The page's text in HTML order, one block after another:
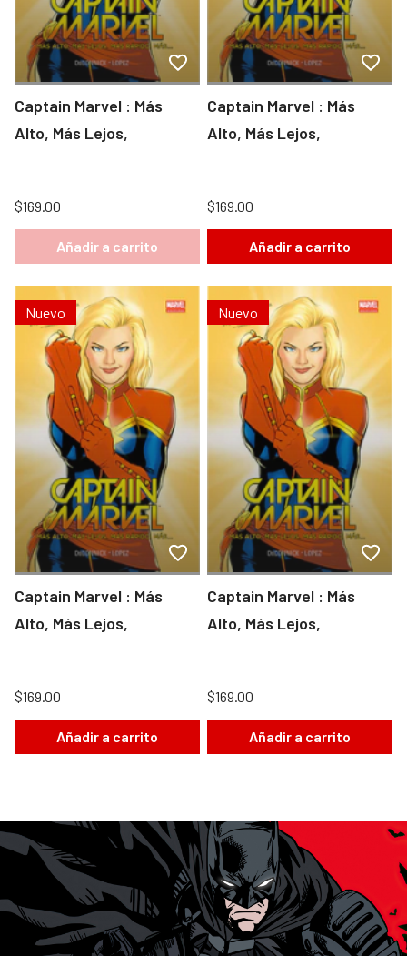
Captain Marvel : Más
Alto, Más Lejos,
$169.00
Añadir a carrito
Captain Marvel : Más
Alto, Más Lejos,
$169.00
Añadir a carrito
Nuevo
Captain Marvel : Más
Alto, Más Lejos,
$169.00
Añadir a carrito
Nuevo
Captain Marvel : Más
Alto, Más Lejos,
$169.00
Añadir a carrito